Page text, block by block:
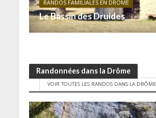
RANDOS FAMILIALES EN DROME
Le Bassin des Druides
Randonnées dans la Drôme
VOIR TOUTES LES RANDOS DANS LA DRÔME